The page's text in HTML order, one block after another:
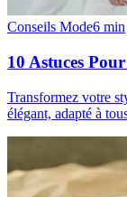
Conseils Mode6 min
10 Astuces
Transformez votre
élégant, adapté à